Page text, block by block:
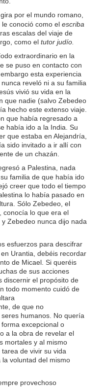
por el mundo romano,
conoció como el escriba
escalas del viaje de
como el tutor judío.
extraordinario en la
se puso en contacto con
esta experiencia
reveló ni a su familia
vivió su vida en la
que nadie (salvo Zebedeo
hecho este extenso viaje.
que había regresado a
había ido a la India. Su
que estaba en Alejandría,
sido invitado a ir allí con
de un chazán.
a Palestina, nada
familia de que había ido
creer que todo el tiempo
lo había pasado en
Sólo Zebedeo, el
conocía lo que era el
Zebedeo nunca dijo nada
esfuerzos para descifrar
Urantia, debéis recordar
de Micael. Si queréis
de sus acciones
discernir el propósito de
todo momento cuidó de
de que no
humanos. No quería
excepcional o
a la obra de revelar el
mortales y al mismo
de vivir su vida
voluntad del mismo
provechoso